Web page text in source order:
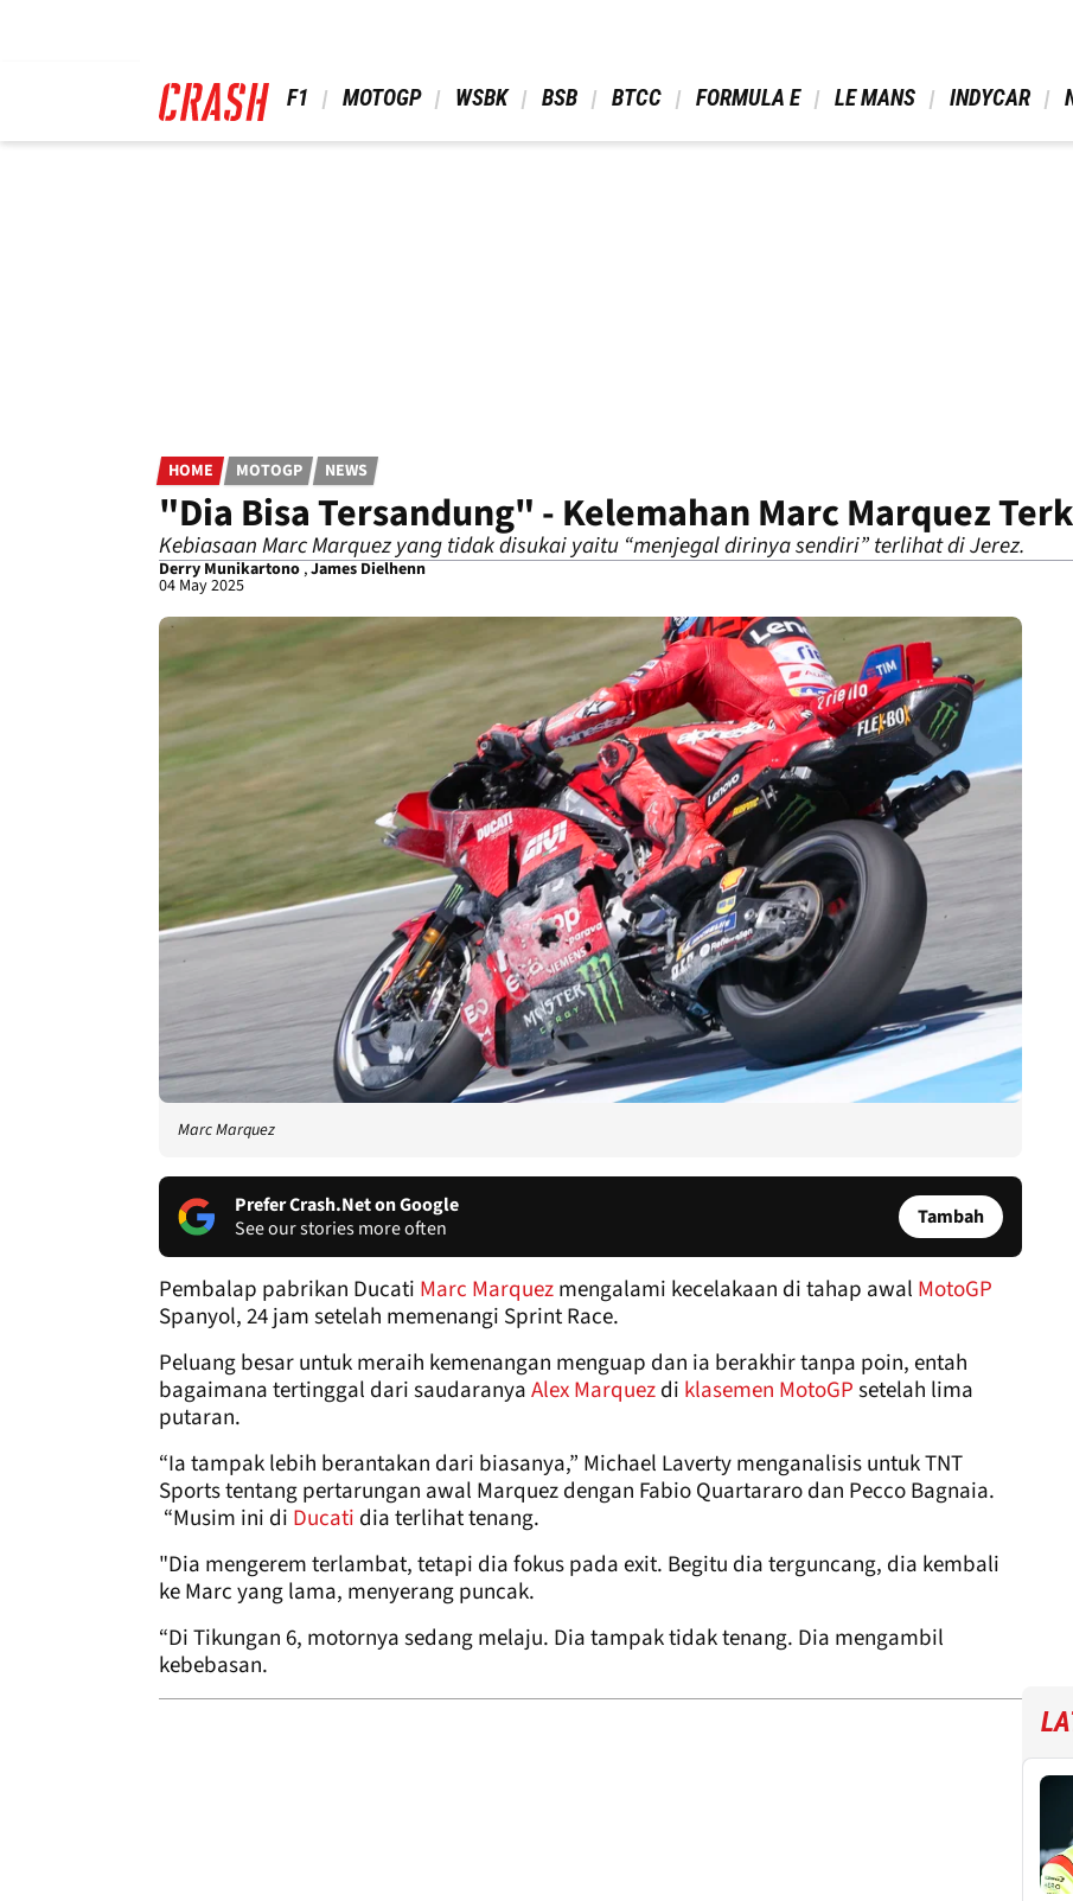
F1 MOTOGP WSBK BSB BTCC FORMULA E LE MANS INDYCAR
HOME MOTOGP NEWS
"Dia Bisa Tersandung" - Kelemahan Marc Marquez
Kebiasaan Marc Marquez yang tidak disukai yaitu “menjegal dirinya sendiri” terlihat di Jerez.
Derry Munikartono,James Dielhenn
04 May 2025
Marc Marquez
Prefer Crash.Net on Google
See our stories more often
Tambah
Pembalap pabrikan Ducati Marc Marquezmengalami kecelakaan di tahap awal MotoGP
Spanyol, 24 jam setelah memenangi Sprint Race.
Peluang besar untuk meraih kemenangan menguap dan ia berakhir tanpa poin, entah
bagaimana tertinggal dari saudaranyaAlex Marquezdi klasemen MotoGPsetelah lima
putaran.
“Ia tampak lebih berantakan dari biasanya,” Michael Laverty menganalisis untuk TNT
Sports tentang pertarungan awal Marquez dengan Fabio Quartararo dan Pecco Bagnaia.
“Musim ini di Ducati dia terlihat tenang.
"Dia mengerem terlambat, tetapi dia fokus pada exit. Begitu dia terguncang, dia kembali
ke Marc yang lama, menyerang puncak.
“Di Tikungan 6, motornya sedang melaju. Dia tampak tidak tenang. Dia mengambil
kebebasan.